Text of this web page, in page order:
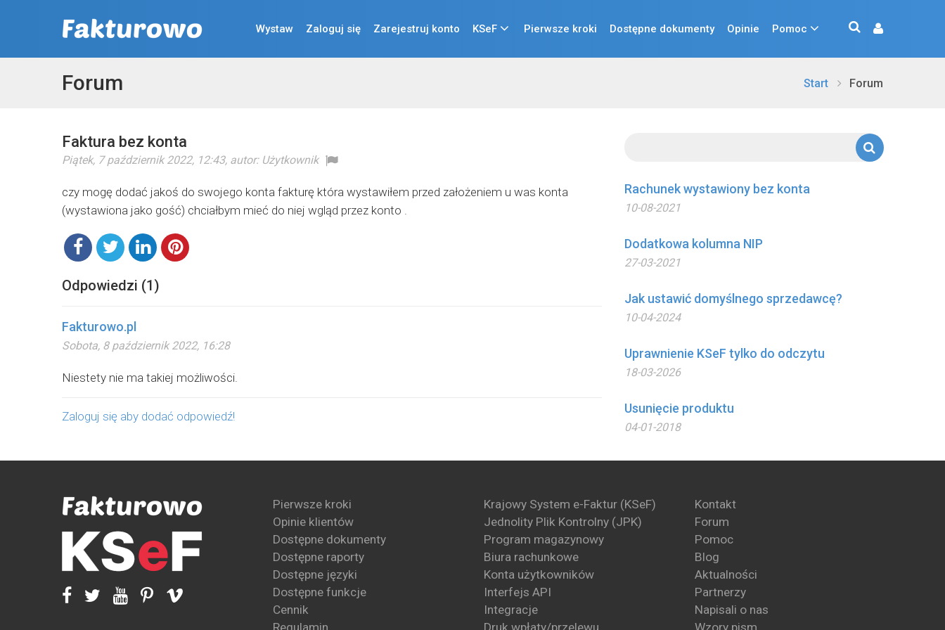
Wystaw Zaloguj się Zarejestruj konto KSeF Pierwsze kroki Dostępne dokumenty Opinie Pomoc
Forum Start Forum
Faktura bez konta
Piątek, 7 październik 2022, 12:43, autor: Użytkownik
czy mogę dodać jakoś do swojego konta fakturę która wystawiłem przed założeniem u was konta
(wystawiona jako gość) chciałbym mieć do niej wgląd przez konto .
Odpowiedzi (1)
Fakturowo.pl
Sobota, 8 październik 2022, 16:28
Niestety nie ma takiej możliwości.
Zaloguj się aby dodać odpowiedź!
Rachunek wystawiony bez konta
10-08-2021
Dodatkowa kolumna NIP
27-03-2021
Jak ustawić domyślnego sprzedawcę?
10-04-2024
Uprawnienie KSeF tylko do odczytu
18-03-2026
Usunięcie produktu
04-01-2018
Pierwsze kroki
Opinie klientów
Dostępne dokumenty
Dostępne raporty
Dostępne języki
Dostępne funkcje
Cennik
Regulamin
Krajowy System e-Faktur (KSeF)
Jednolity Plik Kontrolny (JPK)
Program magazynowy
Biura rachunkowe
Konta użytkowników
Interfejs API
Integracje
Druk wpłaty/przelewu
Kontakt
Forum
Pomoc
Blog
Aktualności
Partnerzy
Napisali o nas
Wzory pism